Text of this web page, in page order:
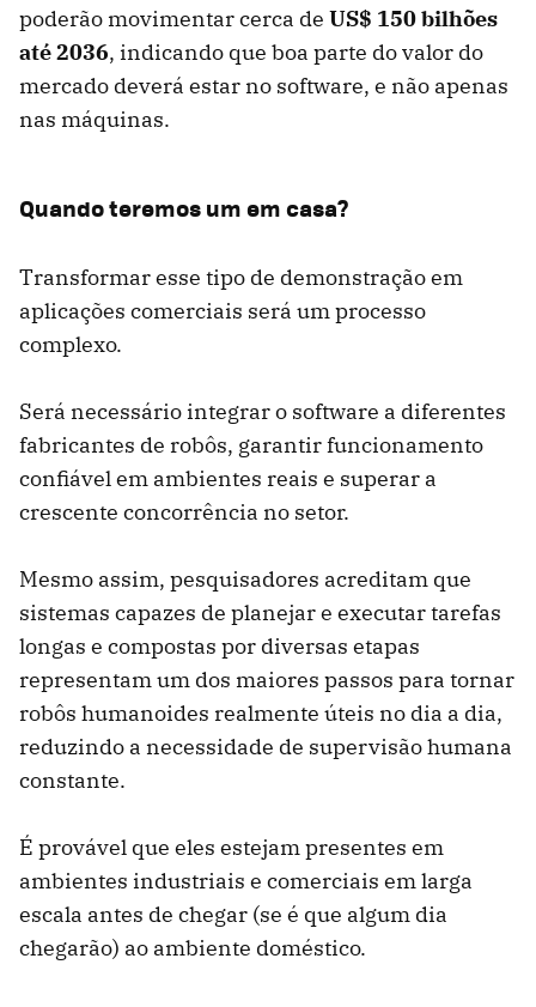
poderão movimentar cerca de US$ 150 bilhões
até 2036, indicando que boa parte do valor do
mercado deverá estar no software, e não apenas
nas máquinas.
Quando teremos um em casa?
Transformar esse tipo de demonstração em
aplicações comerciais será um processo
complexo.
Será necessário integrar o software a diferentes
fabricantes de robôs, garantir funcionamento
confiável em ambientes reais e superar a
crescente concorrência no setor.
Mesmo assim, pesquisadores acreditam que
sistemas capazes de planejar e executar tarefas
longas e compostas por diversas etapas
representam um dos maiores passos para tornar
robôs humanoides realmente úteis no dia a dia,
reduzindo a necessidade de supervisão humana
constante.
É provável que eles estejam presentes em
ambientes industriais e comerciais em larga
escala antes de chegar (se é que algum dia
chegarão) ao ambiente doméstico.